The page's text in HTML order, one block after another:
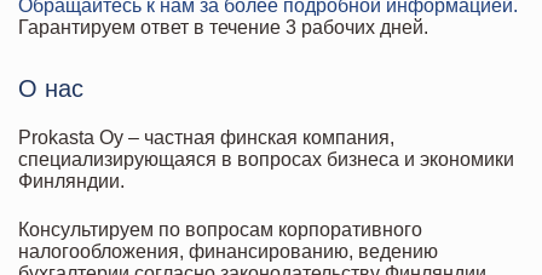
Обращайтесь к нам за более подробной информацией.
Гарантируем ответ в течение 3 рабочих дней.
О нас
Prokasta Oy – частная финская компания,
специализирующаяся в вопросах бизнеса и экономики
Финляндии.
Консультируем по вопросам корпоративного
налогообложения, финансированию, ведению